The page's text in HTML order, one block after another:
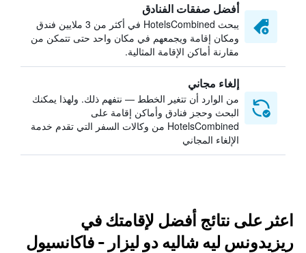
أفضل صفقات الفنادق
يبحث HotelsCombined في أكثر من 3 ملايين فندق
ومكان إقامة ويجمعهم في مكان واحد حتى تتمكن من
مقارنة أماكن الإقامة المثالية.
إلغاء مجاني
من الوارد أن تتغير الخطط — نتفهم ذلك. ولهذا يمكنك
البحث وحجز فنادق وأماكن إقامة على
HotelsCombined من وكالات السفر التي تقدم خدمة
الإلغاء المجاني
اعثر على نتائج أفضل لإقامتك في
ريزيدونس ليه شاليه دو ليزار - فاكانسيول